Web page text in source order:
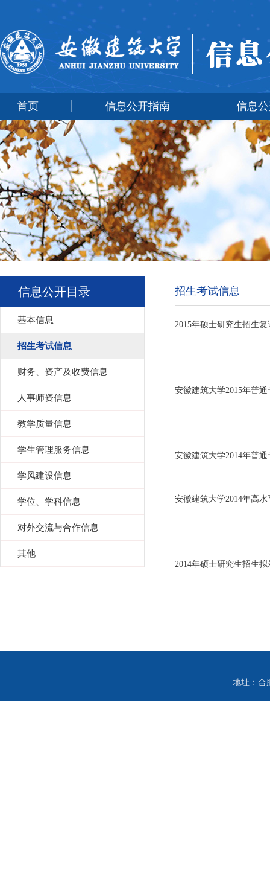
首页 信息公开指南 信息
信息公开目录
基本信息
招生考试信息
财务、资产及收费信息
人事师资信息
教学质量信息
学生管理服务信息
学风建设信息
学位、学科信息
对外交流与合作信息
其他
招生考试信息
2015年硕士研究生招生
安徽建筑大学2015年普
安徽建筑大学2014年普
安徽建筑大学2014年高
2014年硕士研究生招生
地址：合